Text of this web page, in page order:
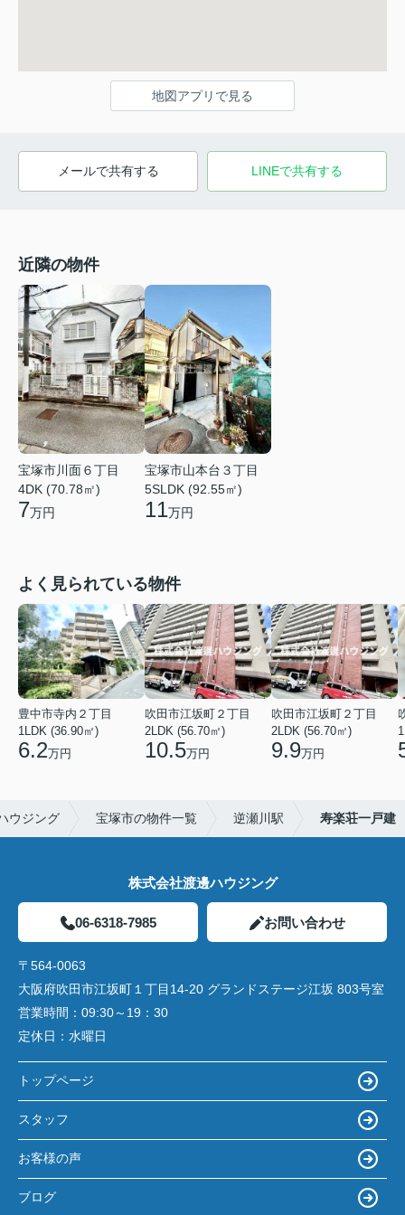
地図アプリで見る
メールで共有する LINEで共有する
近隣の物件
宝塚市川面６丁目
4DK (70.78㎡)
7万円
宝塚市山本台３丁目
5SLDK (92.55㎡)
11万円
よく見られている物件
豊中市寺内２丁目
1LDK (36.90㎡)
6.2万円
吹田市江坂町２丁目
2LDK (56.70㎡)
10.5万円
吹田市江坂町２丁目
2LDK (56.70㎡)
9.9万円
ウジング 宝塚市の物件一覧 逆瀬川駅 寿楽荘一戸建
株式会社渡邊ハウジング
06-6318-7985 お問い合わせ
〒564-0063
大阪府吹田市江坂町１丁目14‐20 グランドステージ江坂 803号室
営業時間： 09:30～19：30
定休日： 水曜日
トップページ
スタッフ
お客様の声
ブログ